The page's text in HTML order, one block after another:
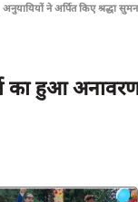
ने अर्पित किए श्रद्धा सुमन
का हुआ